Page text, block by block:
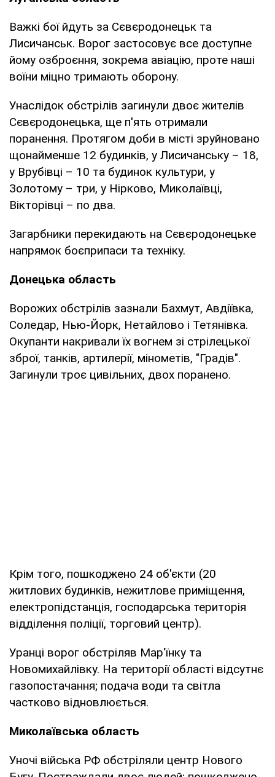
Важкі бої йдуть за Сєвєродонецьк та
Лисичанськ. Ворог застосовує все доступне
йому озброєння, зокрема авіацію, проте наші
воїни міцно тримають оборону.
Унаслідок обстрілів загинули двоє жителів
Сєвєродонецька, ще п'ять отримали
поранення. Протягом доби в місті зруйновано
щонайменше 12 будинків, у Лисичанську – 18,
у Врубівці – 10 та будинок культури, у
Золотому – три, у Нірково, Миколаївці,
Вікторівці – по два.
Загарбники перекидають на Сєвєродонецьке
напрямок боєприпаси та техніку.
Донецька область
Ворожих обстрілів зазнали Бахмут, Авдіївка,
Соледар, Нью-Йорк, Нетайлово і Тетянівка.
Окупанти накривали їх вогнем зі стрілецької
зброї, танків, артилерії, мінометів, "Градів".
Загинули троє цивільних, двох поранено.
Крім того, пошкоджено 24 об'єкти (20
житлових будинків, нежитлове приміщення,
електропідстанція, господарська територія
відділення поліції, торговий центр).
Уранці ворог обстріляв Мар'їнку та
Новомихайлівку. На території області відсутнє
газопостачання; подача води та світла
частково відновлюється.
Миколаївська область
Уночі війська РФ обстріляли центр Нового